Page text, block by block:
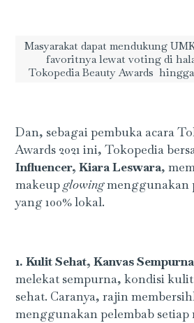
Masyarakat dapat mendukung
favoritnya lewat voting di
Tokopedia Beauty Awards hingga
Dan, sebagai pembuka acara
Awards 2021 ini, Tokopedia
Influencer, Kiara Leswara,
makeupglowingmenggunakan
yang 100% lokal.
1. Kulit Sehat, Kanvas
melekat sempurna, kondisi
sehat. Caranya, rajin
menggunakan pelembab